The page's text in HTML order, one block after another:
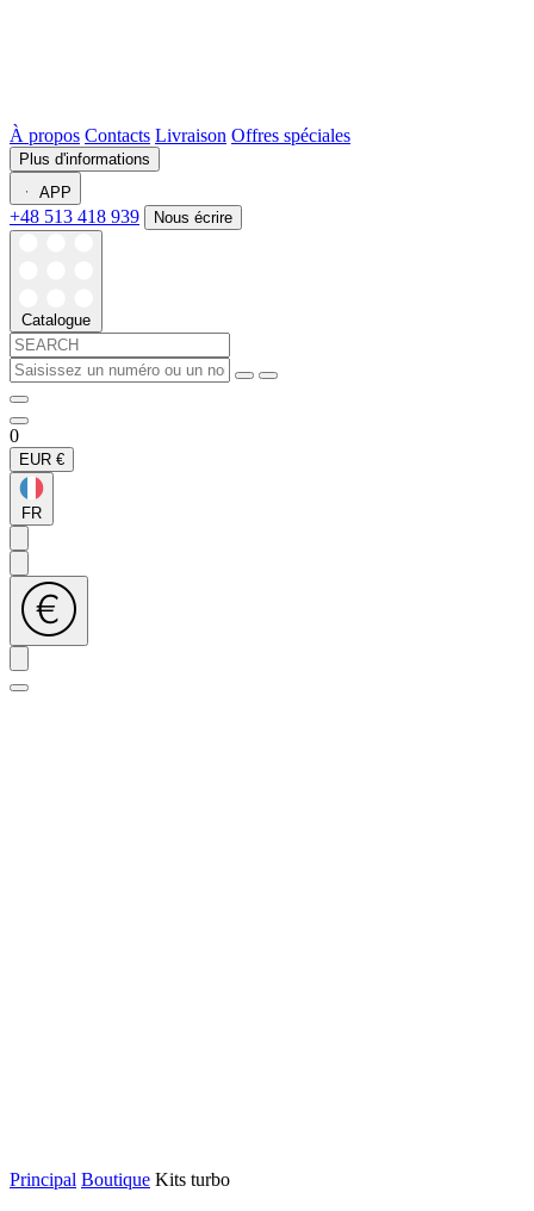
À propos Contacts Livraison Offres spéciales
Plus d'informations
APP
+48 513 418 939 Nous écrire
Catalogue
0
EUR €
FR
Principal Boutique Kits turbo